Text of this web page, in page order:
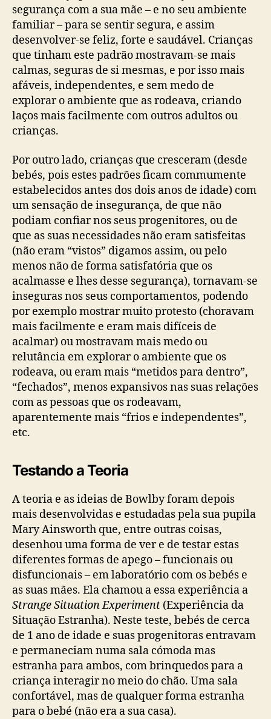
segurança com a sua mãe – e no seu ambiente
familiar – para se sentir segura, e assim
desenvolver-se feliz, forte e saudável. Crianças
que tinham este padrão mostravam-se mais
calmas, seguras de si mesmas, e por isso mais
afáveis, independentes, e sem medo de
explorar o ambiente que as rodeava, criando
laços mais facilmente com outros adultos ou
crianças.
Por outro lado, crianças que cresceram (desde
bebés, pois estes padrões ficam commumente
estabelecidos antes dos dois anos de idade) com
um sensação de insegurança, de que não
podiam confiar nos seus progenitores, ou de
que as suas necessidades não eram satisfeitas
(não eram “vistos” digamos assim, ou pelo
menos não de forma satisfatória que os
acalmasse e lhes desse segurança), tornavam-se
inseguras nos seus comportamentos, podendo
por exemplo mostrar muito protesto (choravam
mais facilmente e eram mais difíceis de
acalmar) ou mostravam mais medo ou
relutância em explorar o ambiente que os
rodeava, ou eram mais “metidos para dentro”,
“fechados”, menos expansivos nas suas relações
com as pessoas que os rodeavam,
aparentemente mais “frios e independentes”,
etc.
Testando a Teoria
A teoria e as ideias de Bowlby foram depois
mais desenvolvidas e estudadas pela sua pupila
Mary Ainsworth que, entre outras coisas,
desenhou uma forma de ver e de testar estas
diferentes formas de apego – funcionais ou
disfuncionais – em laboratório com os bebés e
as suas mães. Ela chamou a essa experiência a
Strange Situation Experiment (Experiência da
Situação Estranha). Neste teste, bebés de cerca
de 1 ano de idade e suas progenitoras entravam
e permaneciam numa sala cómoda mas
estranha para ambos, com brinquedos para a
criança interagir no meio do chão. Uma sala
confortável, mas de qualquer forma estranha
para o bebé (não era a sua casa).